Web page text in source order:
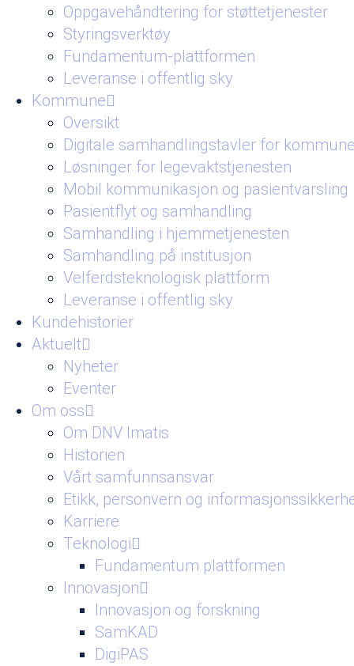
Oppgavehåndtering for støttetjenester
Styringsverktøy
Fundamentum-plattformen
Leveranse i offentlig sky
Kommune
Oversikt
Digitale samhandlingstavler for
Løsninger for legevaktstjenesten
Mobil kommunikasjon og pasientvarsling
Pasientflyt og samhandling
Samhandling i hjemmetjenesten
Samhandling på institusjon
Velferdsteknologisk plattform
Leveranse i offentlig sky
Kundehistorier
Aktuelt
Nyheter
Eventer
Om oss
Om DNV Imatis
Historien
Vårt samfunnsansvar
Etikk, personvern og
Karriere
Teknologi
Fundamentum plattformen
Innovasjon
Innovasjon og forskning
SamKAD
DigiPAS